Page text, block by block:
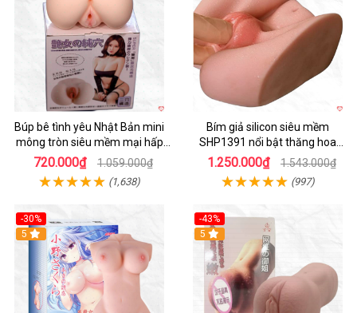
Búp bê tình yêu Nhật Bản mini
mông tròn siêu mềm mại hấp
dẫn
720.000₫ 1.059.000₫
(1,638)
Bím giả silicon siêu mềm
SHP1391 nổi bật thăng hoa
hoàn hảo
1.250.000₫ 1.543.000₫
(997)
-30%
Hot
5
-43%
5